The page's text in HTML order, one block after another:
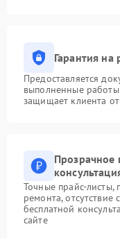
Гарантия на
Предоставляется
выполненные
защищает клиента
Прозрачное
Точные прайс-листы,
ремонта,
бесплатной
сайте